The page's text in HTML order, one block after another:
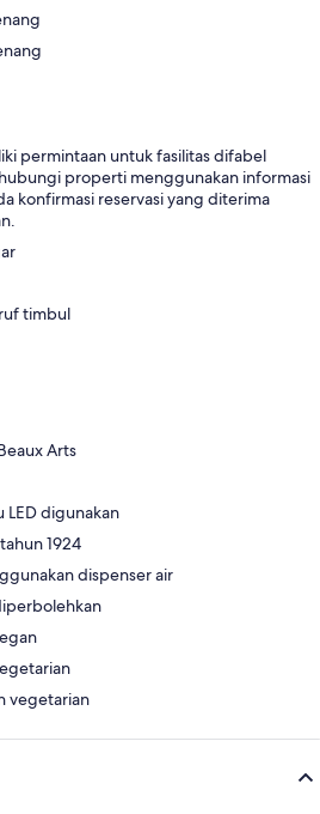
permintaan untuk fasilitas difabel
properti menggunakan informasi
konfirmasi reservasi yang diterima
timbul
Arts
LED digunakan
1924
dispenser air
vegetarian